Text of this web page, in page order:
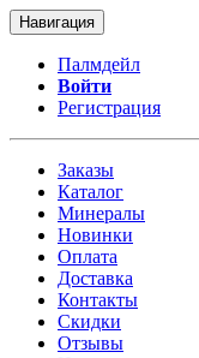
Навигация
Палмдейл
Войти
Регистрация
Заказы
Каталог
Минералы
Новинки
Оплата
Доставка
Контакты
Скидки
Отзывы